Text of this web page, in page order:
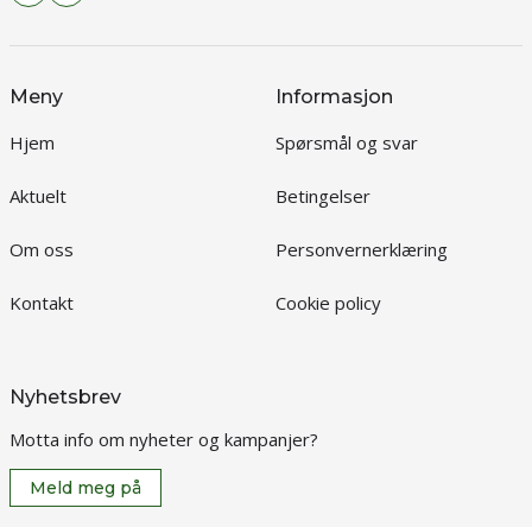
Meny
Hjem
Aktuelt
Om oss
Kontakt
Informasjon
Spørsmål og svar
Betingelser
Personvernerklæring
Cookie policy
Nyhetsbrev
Motta info om nyheter og kampanjer?
Meld meg på